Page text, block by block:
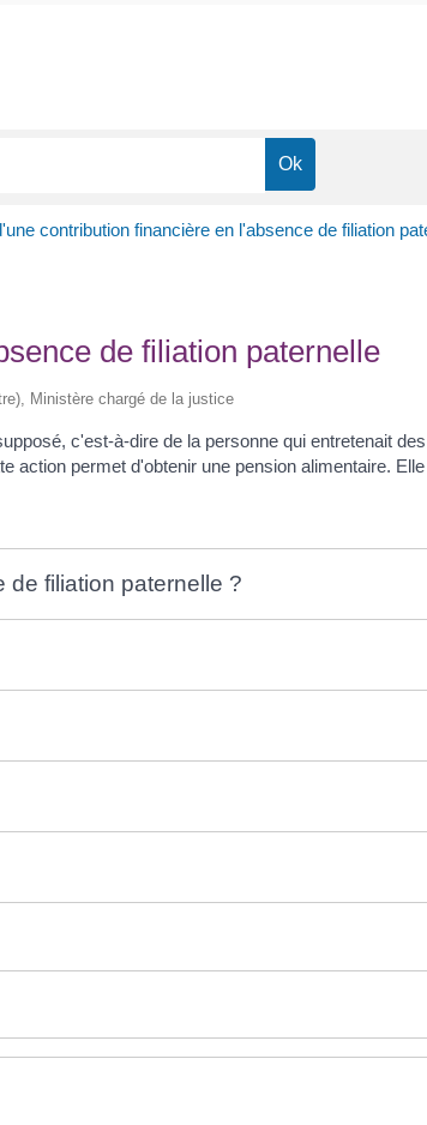
contribution financière en l'absence de filiation
de filiation paternelle
Ministère chargé de la justice
c'est-à-dire de la personne qui entretenait
permet d'obtenir une pension alimentaire.
filiation paternelle ?